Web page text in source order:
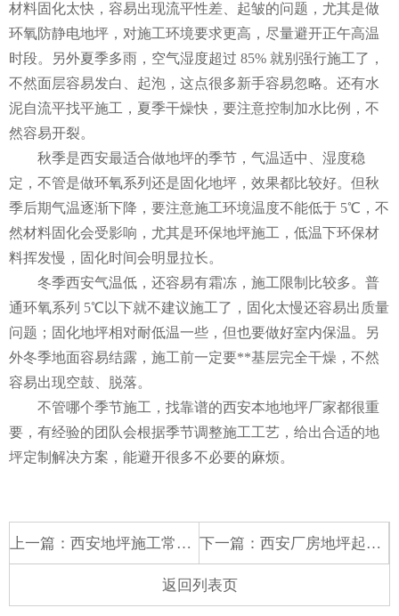
材料固化太快，容易出现流平性差、起皱的问题，尤其是做
环氧防静电地坪，对施工环境要求更高，尽量避开正午高温
时段。另外夏季多雨，空气湿度超过 85% 就别强行施工了，
不然面层容易发白、起泡，这点很多新手容易忽略。还有水
泥自流平找平施工，夏季干燥快，要注意控制加水比例，不
然容易开裂。
秋季是西安最适合做地坪的季节，气温适中、湿度稳
定，不管是做环氧系列还是固化地坪，效果都比较好。但秋
季后期气温逐渐下降，要注意施工环境温度不能低于 5℃，不
然材料固化会受影响，尤其是环保地坪施工，低温下环保材
料挥发慢，固化时间会明显拉长。
冬季西安气温低，还容易有霜冻，施工限制比较多。普
通环氧系列 5℃以下就不建议施工了，固化太慢还容易出质量
问题；固化地坪相对耐低温一些，但也要做好室内保温。另
外冬季地面容易结露，施工前一定要**基层完全干燥，不然
容易出现空鼓、脱落。
不管哪个季节施工，找靠谱的西安本地地坪厂家都很重
要，有经验的团队会根据季节调整施工工艺，给出合适的地
坪定制解决方案，能避开很多不必要的麻烦。
上一篇： 西安地坪施工常见问题及解决方法汇总！详解地坪起泡、起砂、开裂、色差等故障处理技巧，厂房地坪返修养护实用攻略 下一篇： 西安厂房地坪起砂起灰原因及彻底根治方案，新旧地面防尘硬化处理
返回列表页